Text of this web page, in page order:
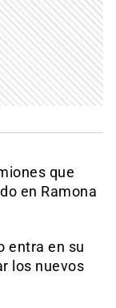
que
en Ramona
entra en su
los nuevos